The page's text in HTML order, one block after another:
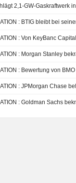
2,1-GW-Gaskraftwerk
AMEREN CORPORATION : BTIG
AMEREN CORPORATION :
AMEREN CORPORATION :
AMEREN CORPORATION :
AMEREN CORPORATION :
AMEREN CORPORATION :